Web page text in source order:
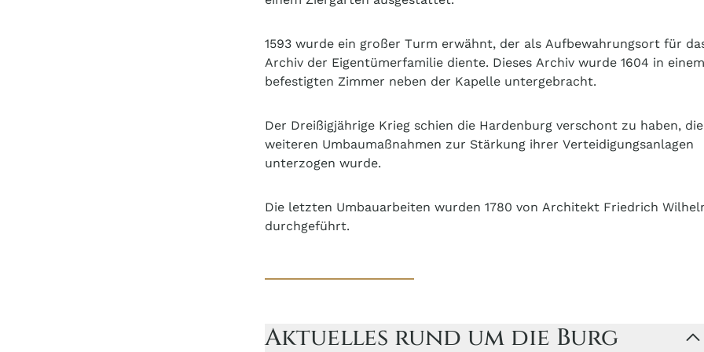
1593 wurde ein großer Turm erwähnt, der als Aufbewahrungsort für
Archiv der Eigentümerfamilie diente. Dieses Archiv wurde 1604 in einem
befestigten Zimmer neben der Kapelle untergebracht.
Der Dreißigjährige Krieg schien die Hardenburg verschont zu haben, die
weiteren Umbaumaßnahmen zur Stärkung ihrer Verteidigungsanlagen
unterzogen wurde.
Die letzten Umbauarbeiten wurden 1780 von Architekt Friedrich
durchgeführt.
Aktuelles rund um die Burg